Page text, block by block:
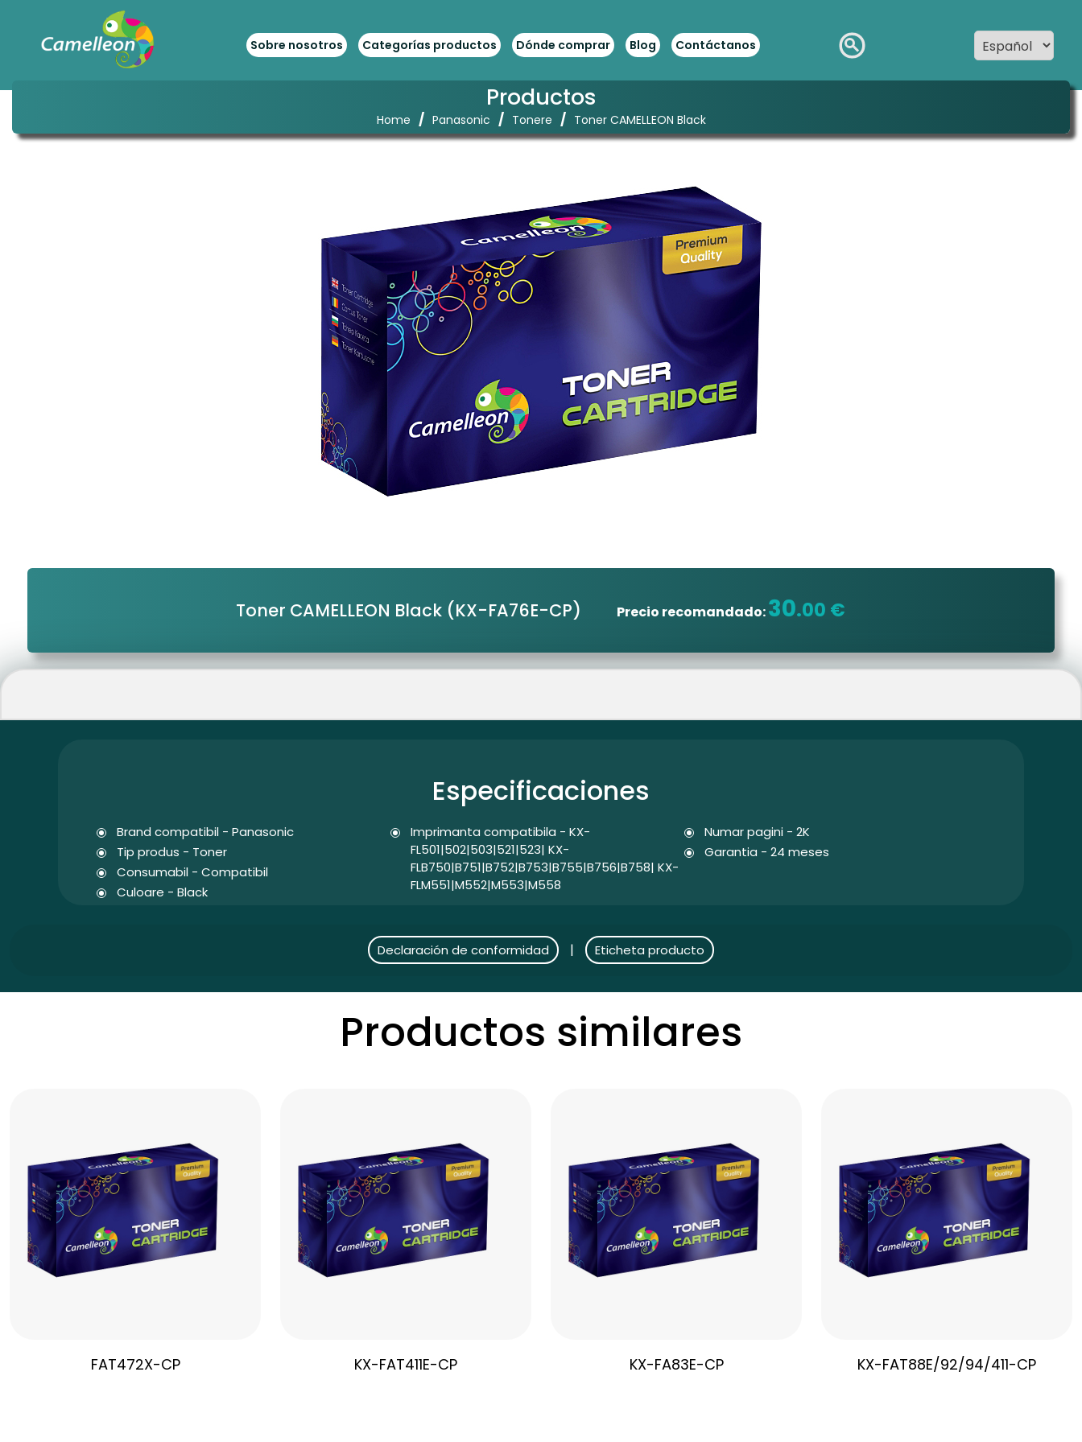
Sobre nosotros Categorías productos Dónde comprar Blog Contáctanos
Productos
Home / Panasonic / Tonere / Toner CAMELLEON Black
Toner CAMELLEON Black (KX-FA76E-CP) Precio recomandado:30.00 €
Especificaciones
Brand compatibil - Panasonic
Tip produs - Toner
Consumabil - Compatibil
Culoare - Black
Imprimanta compatibila - KX-
FL501|502|503|521|523| KX-
FLB750|B751|B752|B753|B755|B756|B758| KX-
FLM551|M552|M553|M558
Numar pagini - 2K
Garantia - 24 meses
Declaración de conformidad | Eticheta producto
Productos similares
FAT472X-CP KX-FAT411E-CP KX-FA83E-CP KX-FAT88E/92/94/411-CP